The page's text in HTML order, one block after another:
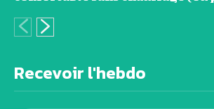
Recevoir l'hebdo